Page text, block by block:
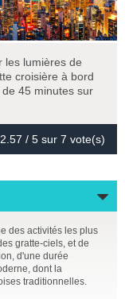
les lumières de
croisière à bord
45 minutes sur
2.57 / 5 sur 7 vote(s)
des activités les plus
gratte-ciels, et de
d'une durée
dont la
traditionnelles.